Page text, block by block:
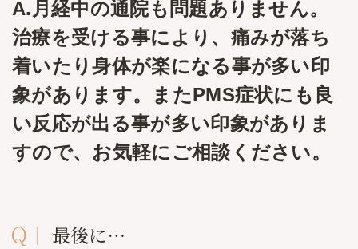
A.月経中の通院も問題ありません。
治療を受ける事により、痛みが落ち
着いたり身体が楽になる事が多い印
象があります。またPMS症状にも良
い反応が出る事が多い印象がありま
すので、お気軽にご相談ください。
最後に…